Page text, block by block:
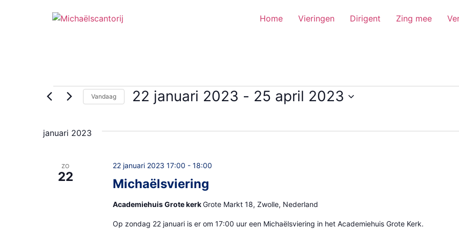
Home Vieringen Dirigent Zing mee
Evenementen
Vandaag 22 januari 2023 - 25 april 2023
januari 2023
ZO
22 Michaëlsviering
22 januari 2023 17:00 - 18:00
Academiehuis Grote kerkGrote Markt 18, Zwolle, Nederland
Op zondag 22 januari is er om 17:00 uur een Michaëlsviering in het Academiehuis Grote Kerk.